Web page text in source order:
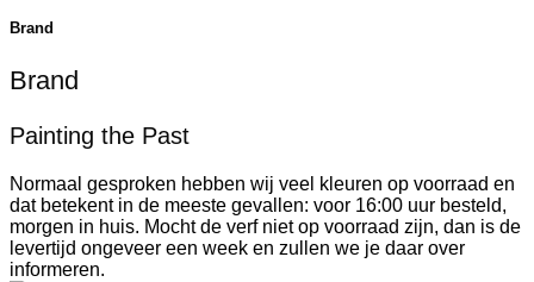
Brand
Brand
Painting the Past
Normaal gesproken hebben wij veel kleuren op voorraad en
dat betekent in de meeste gevallen: voor 16:00 uur besteld,
morgen in huis. Mocht de verf niet op voorraad zijn, dan is de
levertijd ongeveer een week en zullen we je daar over
informeren.